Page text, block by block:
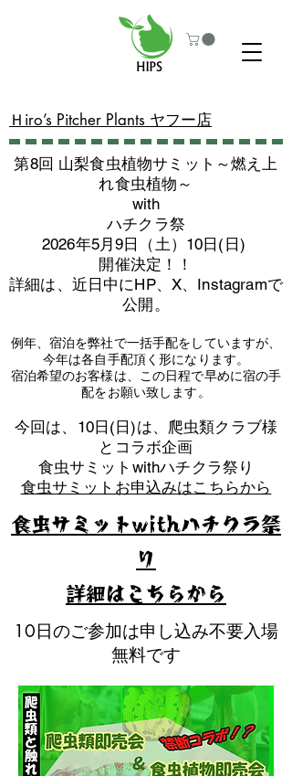
​Ｈiro’s Pitcher Plants ヤフー店
第8回 山梨食虫植物サミット～燃え上
れ食虫植物～
with
​ハチクラ祭
2026年5月9日（土）10日(日)
​開催決定！！
詳細は、近日中にHP、X、Instagramで
公開。
例年、宿泊を弊社で一括手配をしていますが、
今年は各自手配頂く形になります。
​宿泊希望のお客様は、この日程で早めに宿の手
配をお願い致します。
​今回は、10日(日)は、爬虫類クラブ様
とコラボ企画
​食虫サミットwithハチクラ祭り
食虫サミットお申込みはこちらから
10日のご参加は申し込み不要入場
無料です
食虫サミットwithハチクラ祭
り
​詳細はこちらから